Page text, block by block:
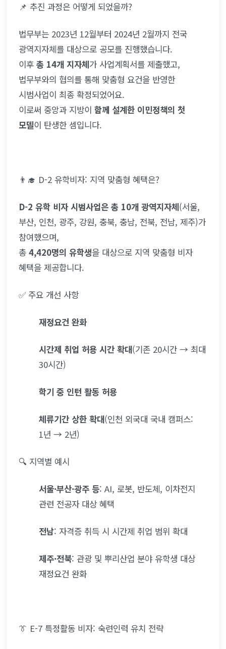
📌 추진 과정은 어떻게 되었을까?
법무부는 2023년 12월부터 2024년 2월까지 전국
광역지자체를 대상으로 공모를 진행했습니다.
이후 총 14개 지자체가 사업계획서를 제출했고,
법무부와의 협의를 통해 맞춤형 요건을 반영한
시범사업이 최종 확정되었어요.
이로써 중앙과 지방이 함께 설계한 이민정책의 첫
모델이 탄생한 셈입니다.
👨‍🎓 D-2 유학비자: 지역 맞춤형 혜택은?
D-2 유학 비자 시범사업은 총 10개 광역지자체(서울,
부산, 인천, 광주, 강원, 충북, 충남, 전북, 전남, 제주)가
참여했으며,
총 4,420명의 유학생을 대상으로 지역 맞춤형 비자
혜택을 제공합니다.
✅ 주요 개선 사항
재정요건 완화
시간제 취업 허용 시간 확대(기존 20시간 → 최대
30시간)
학기 중 인턴 활동 허용
체류기간 상한 확대(인천 외국대 국내 캠퍼스:
1년 → 2년)
🔍 지역별 예시
서울·부산·광주 등: AI, 로봇, 반도체, 이차전지
관련 전공자 대상 혜택
전남: 자격증 취득 시 시간제 취업 범위 확대
제주·전북: 관광 및 뿌리산업 분야 유학생 대상
재정요건 완화
👔 E-7 특정활동 비자: 숙련인력 유치 전략